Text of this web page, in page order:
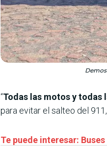
“Todas las motos y todas
para evitar el salteo del
Te puede interesar: